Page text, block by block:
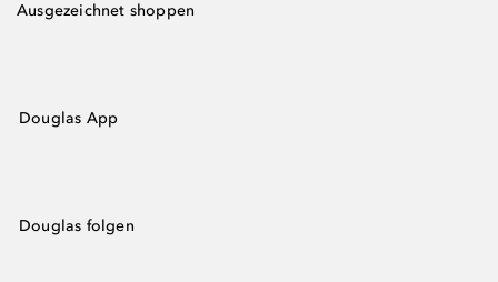
Ausgezeichnet shoppen
Douglas App
Douglas folgen